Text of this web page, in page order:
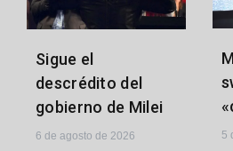
Sigue el
descrédito del
gobierno de Milei
6 de agosto de 2026 5